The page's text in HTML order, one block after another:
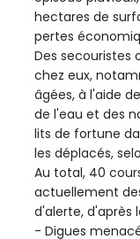
hectares de
pertes
Des secouristes
chez eux,
âgées, à l'aide
de l'eau et des
lits de fortune
les déplacés,
Au total, 40
actuellement
d'alerte, d'après
- Digues